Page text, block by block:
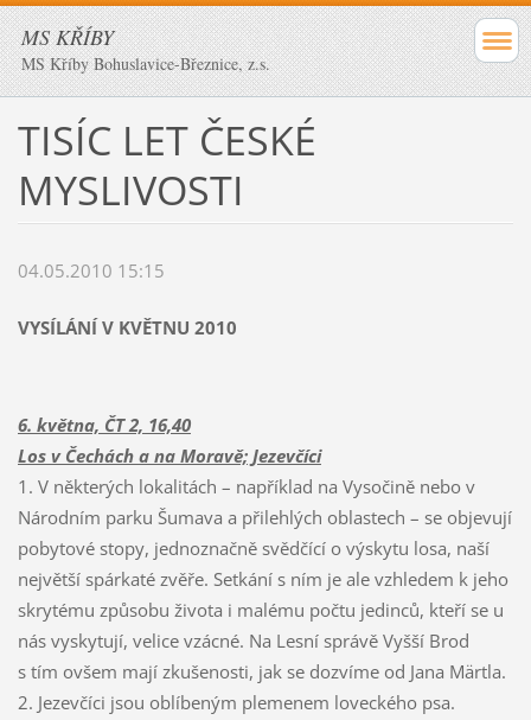
MS KŘÍBY
MS Kříby Bohuslavice-Březnice, z.s.
TISÍC LET ČESKÉ
MYSLIVOSTI
04.05.2010 15:15
VYSÍLÁNÍ V KVĚTNU 2010
6. května, ČT 2, 16,40
Los v Čechách a na Moravě; Jezevčíci
1. V některých lokalitách – například na Vysočině nebo v
Národním parku Šumava a přilehlých oblastech – se objevují
pobytové stopy, jednoznačně svědčící o výskytu losa, naší
největší spárkaté zvěře. Setkání s ním je ale vzhledem k jeho
skrytému způsobu života i malému počtu jedinců, kteří se u
nás vyskytují, velice vzácné. Na Lesní správě Vyšší Brod
s tím ovšem mají zkušenosti, jak se dozvíme od Jana Märtla.
2. Jezevčíci jsou oblíbeným plemenem loveckého psa.